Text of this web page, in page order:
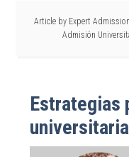
Article by Expert
Admisión
Estrategias
universitaria